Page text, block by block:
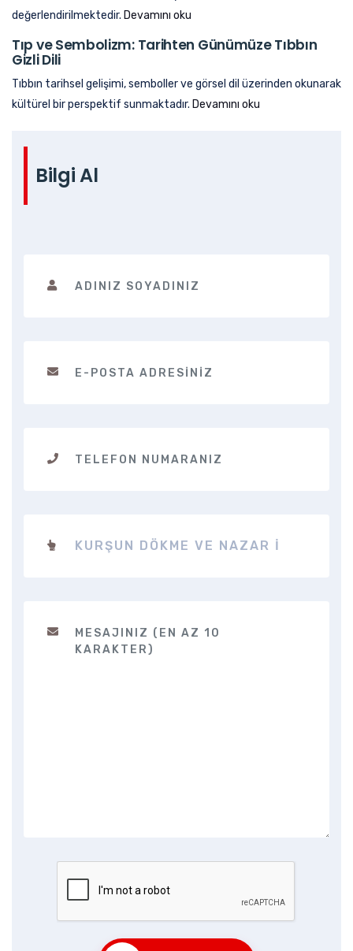
değerlendirilmektedir. Devamını oku
Tıp ve Sembolizm: Tarihten Günümüze Tıbbın
Gizli Dili
Tıbbın tarihsel gelişimi, semboller ve görsel dil üzerinden okunarak
kültürel bir perspektif sunmaktadır. Devamını oku
Bilgi Al